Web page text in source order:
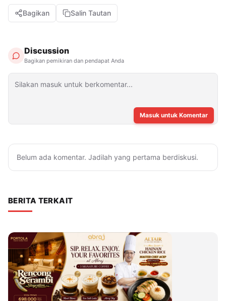
Bagikan Salin Tautan
Discussion
Bagikan pemikiran dan pendapat Anda
Masuk untuk Komentar
Belum ada komentar. Jadilah yang pertama berdiskusi.
BERITA TERKAIT